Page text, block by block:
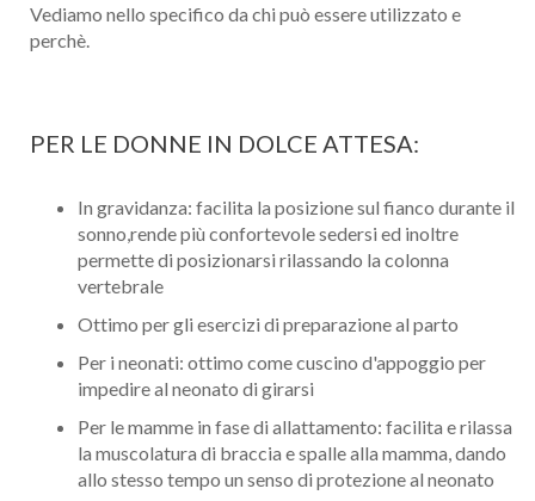
Vediamo nello specifico da chi può essere utilizzato e
perchè.
PER LE DONNE IN DOLCE ATTESA:
In gravidanza: facilita la posizione sul fianco durante il
sonno,rende più confortevole sedersi ed inoltre
permette di posizionarsi rilassando la colonna
vertebrale
Ottimo per gli esercizi di preparazione al parto
Per i neonati: ottimo come cuscino d'appoggio per
impedire al neonato di girarsi
Per le mamme in fase di allattamento: facilita e rilassa
la muscolatura di braccia e spalle alla mamma, dando
allo stesso tempo un senso di protezione al neonato